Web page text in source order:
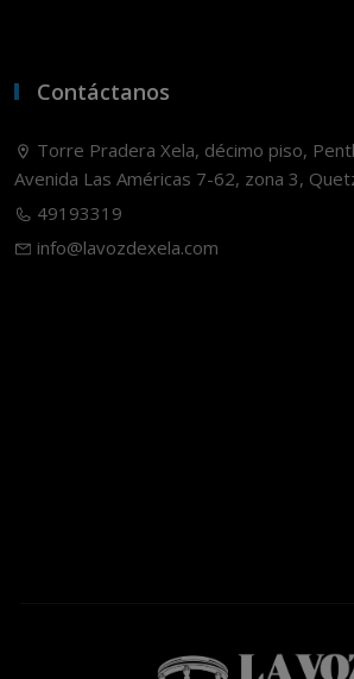
Contáctanos
Torre Pradera Xela, décimo piso,
Avenida Las Américas 7-62, zona 3,
49193319
info@lavozdexela.com